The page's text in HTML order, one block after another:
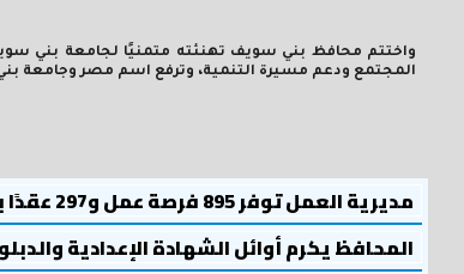
واختتم محافظ بني سويف تهنئته متمنيًا لجامعة بني
المجتمع ودعم مسيرة التنمية، وترفع اسم مصر وجامعة
مديرية العمل توفر 895 فرصة عمل و297 عقدًا بالخارج
المحافظ يكرم أوائل الشهادة الإعدادية